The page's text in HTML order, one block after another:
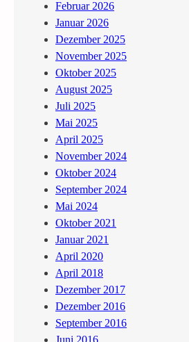
Februar 2026
Januar 2026
Dezember 2025
November 2025
Oktober 2025
August 2025
Juli 2025
Mai 2025
April 2025
November 2024
Oktober 2024
September 2024
Mai 2024
Oktober 2021
Januar 2021
April 2020
April 2018
Dezember 2017
Dezember 2016
September 2016
Juni 2016